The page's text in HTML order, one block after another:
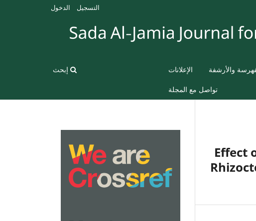
والأرشفة الإعلانات
تواصل مع المجلة
إبحث
التسجيل الدخول
Effect